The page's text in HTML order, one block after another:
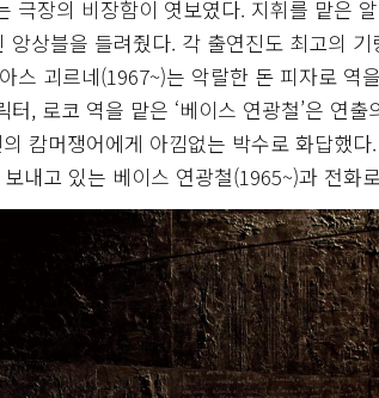
극장의 비장함이 엿보였다. 지휘를 맡은
앙상블을 들려줬다. 각 출연진도 최고의
스 괴르네(1967~)는 악랄한 돈 피자로
, 로코 역을 맡은 ‘베이스 연광철’은 연
캄머쟁어에게 아낌없는 박수로 화답했
내고 있는 베이스 연광철(1965~)과 전화